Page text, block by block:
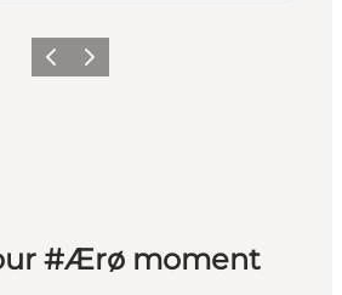
ForrigeNæste
#Ærø moment